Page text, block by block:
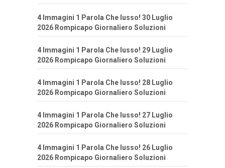
4 Immagini 1 Parola Che lusso! 30 Luglio
2026 Rompicapo Giornaliero Soluzioni
4 Immagini 1 Parola Che lusso! 29 Luglio
2026 Rompicapo Giornaliero Soluzioni
4 Immagini 1 Parola Che lusso! 28 Luglio
2026 Rompicapo Giornaliero Soluzioni
4 Immagini 1 Parola Che lusso! 27 Luglio
2026 Rompicapo Giornaliero Soluzioni
4 Immagini 1 Parola Che lusso! 26 Luglio
2026 Rompicapo Giornaliero Soluzioni